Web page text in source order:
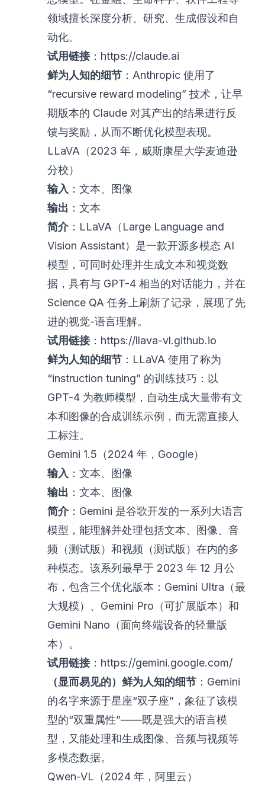
领域擅长深度分析、研究、生成假设和自
动化。
试用链接： https://claude.ai
鲜为人知的细节 ：Anthropic 使用了
“recursive reward modeling” 技术，让早
期版本的 Claude 对其产出的结果进行反
馈与奖励，从而不断优化模型表现。
LLaVA（2023 年，威斯康星大学麦迪逊
分校）
输入 ：文本、图像
输出 ：文本
简介：LLaVA（Large Language and
Vision Assistant）是一款开源多模态 AI
模型，可同时处理并生成文本和视觉数
据，具有与 GPT-4 相当的对话能力，并在
Science QA 任务上刷新了记录，展现了先
进的视觉-语言理解。
试用链接： https://llava-vl.github.io
鲜为人知的细节 ：LLaVA 使用了称为
“instruction tuning” 的训练技巧：以
GPT-4 为教师模型，自动生成大量带有文
本和图像的合成训练示例，而无需直接人
工标注。
Gemini 1.5（2024 年，Google）
输入 ：文本、图像
输出 ：文本、图像
简介：Gemini 是谷歌开发的一系列大语言
模型，能理解并处理包括文本、图像、音
频（测试版）和视频（测试版）在内的多
种模态。该系列最早于 2023 年 12 月公
布，包含三个优化版本：Gemini Ultra（最
大规模）、Gemini Pro（可扩展版本）和
Gemini Nano（面向终端设备的轻量版
本）。
试用链接： https://gemini.google.com/
（显而易见的）鲜为人知的细节 ：Gemini
的名字来源于星座“双子座”，象征了该模
型的“双重属性”——既是强大的语言模
型，又能处理和生成图像、音频与视频等
多模态数据。
Qwen-VL（2024 年，阿里云）